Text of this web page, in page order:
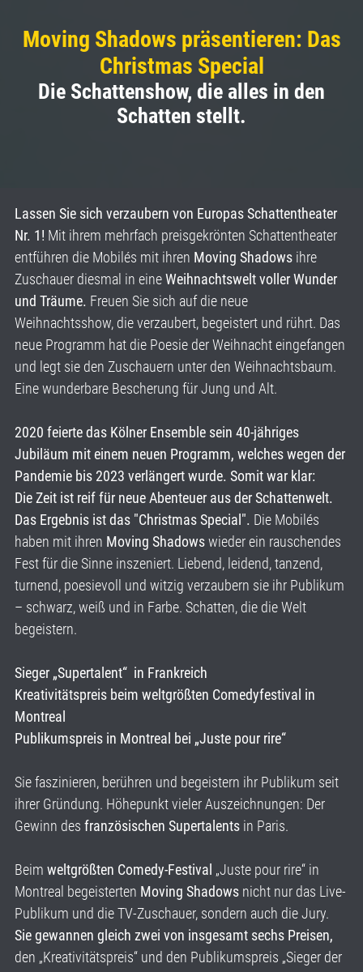
Moving Shadows präsentieren: Das
Christmas Special
Die Schattenshow, die alles in den
Schatten stellt.
Lassen Sie sich verzaubern von Europas Schattentheater
Nr. 1! Mit ihrem mehrfach preisgekrönten Schattentheater
entführen die Mobilés mit ihren Moving Shadows ihre
Zuschauer diesmal in eineWeihnachtswelt voller Wunder
und Träume. Freuen Sie sich auf die neue
Weihnachtsshow, die verzaubert, begeistert und rührt. Das
neue Programm hat die Poesie der Weihnacht eingefangen
und legt sie den Zuschauern unter den Weihnachtsbaum.
Eine wunderbare Bescherung für Jung und Alt.
2020 feierte das Kölner Ensemble sein 40-jähriges
Jubiläum mit einem neuen Programm, welches wegen der
Pandemie bis 2023 verlängert wurde. Somit war klar:
Die Zeit ist reif für neue Abenteuer aus der Schattenwelt.
Das Ergebnis ist das "Christmas Special". Die Mobilés
haben mit ihren Moving Shadowswieder ein rauschendes
Fest für die Sinne inszeniert. Liebend, leidend, tanzend,
turnend, poesievoll und witzig verzaubern sie ihr Publikum
– schwarz, weiß und in Farbe. Schatten, die die Welt
begeistern.
Sieger „Supertalent“ in Frankreich
Kreativitätspreis beim weltgrößten Comedyfestival in
Montreal
Publikumspreis in Montreal bei „Juste pour rire“
Sie faszinieren, berühren und begeistern ihr Publikum seit
ihrer Gründung. Höhepunkt vieler Auszeichnungen: Der
Gewinn des französischen Supertalents in Paris.
Beim weltgrößten Comedy-Festival „Juste pour rire“ in
Montreal begeisterten Moving Shadows nicht nur das Live-
Publikum und die TV-Zuschauer, sondern auch die Jury.
Sie gewannen gleich zwei von insgesamt sechs Preisen,
den „Kreativitätspreis“ und den Publikumspreis „Sieger der